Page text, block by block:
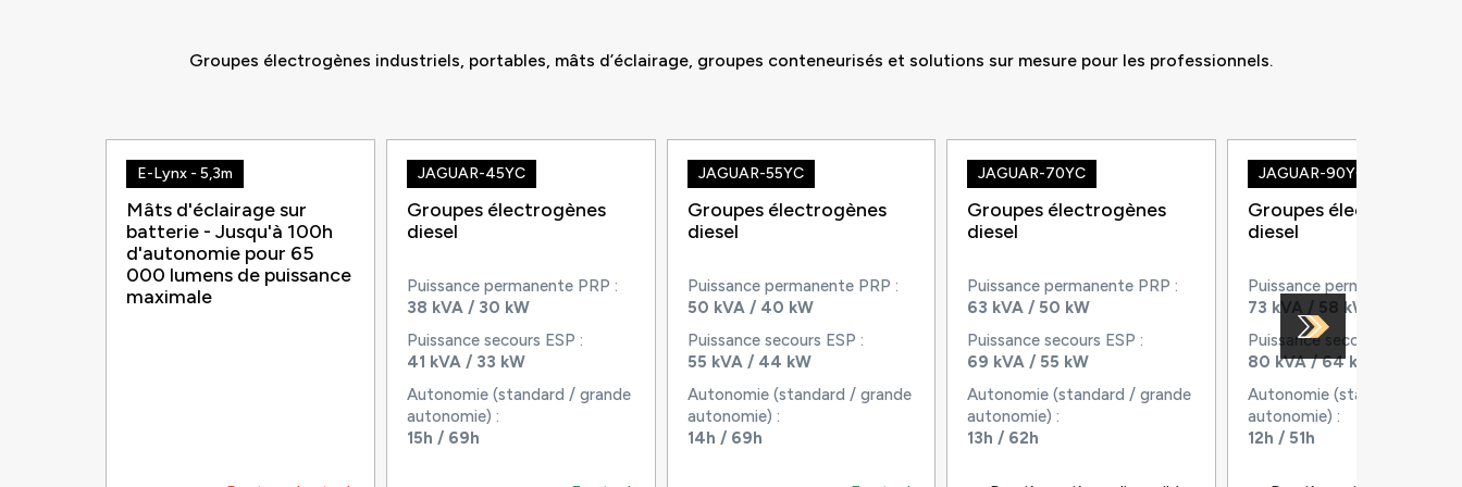
Groupes électrogènes industriels, portables, mâts d’éclairage, groupes conteneurisés et solutions sur mesure pour les professionnels.
E-Lynx - 5,3m
Mâts d'éclairage sur
batterie - Jusqu'à 100h
d'autonomie pour 65
000 lumens de puissance
maximale
JAGUAR-45YC
Groupes électrogènes
diesel
Puissance permanente PRP :
38 kVA / 30 kW
Puissance secours ESP :
41 kVA / 33 kW
Autonomie (standard / grande
autonomie) :
15h / 69h
JAGUAR-55YC
Groupes électrogènes
diesel
Puissance permanente PRP :
50 kVA / 40 kW
Puissance secours ESP :
55 kVA / 44 kW
Autonomie (standard / grande
autonomie) :
14h / 69h
JAGUAR-70YC
Groupes électrogènes
diesel
Puissance permanente PRP :
63 kVA / 50 kW
Puissance secours ESP :
69 kVA / 55 kW
Autonomie (standard / grande
autonomie) :
13h / 62h
JAGUAR-90YC
Groupes électrogènes
diesel
Puissance permanente PRP :
73 kVA / 58 kW
Puissance secours ESP :
80 kVA / 64 kW
Autonomie (standard /
autonomie) :
12h / 51h